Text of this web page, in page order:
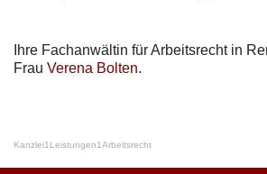
Ihre Fachanwältin für Arbeitsrecht in
Frau Verena Bolten.
Kanzlei1 Leistungen1Arbeitsrecht